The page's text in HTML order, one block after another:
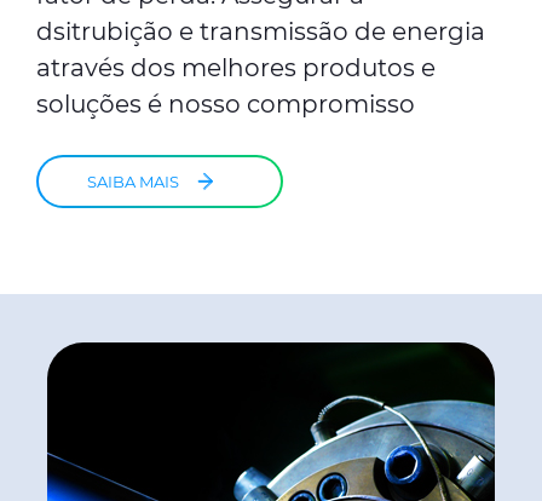
dsitrubição e transmissão de energia
através dos melhores produtos e
soluções é nosso compromisso
SAIBA MAIS